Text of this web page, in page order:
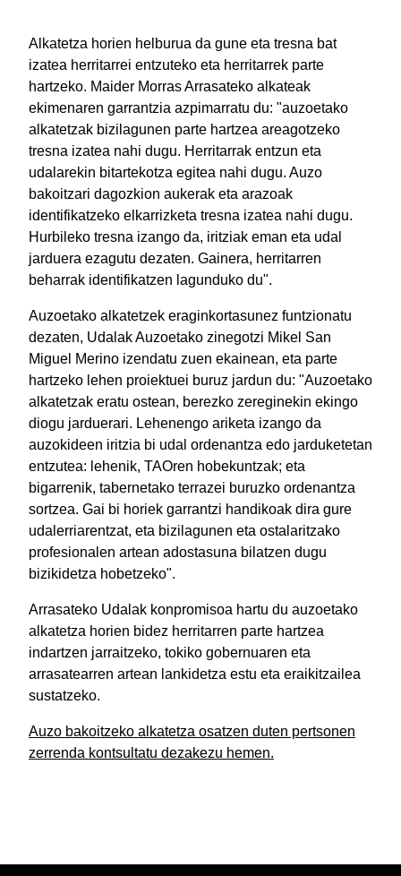
Alkatetza horien helburua da gune eta tresna bat
izatea herritarrei entzuteko eta herritarrek parte
hartzeko. Maider Morras Arrasateko alkateak
ekimenaren garrantzia azpimarratu du: "auzoetako
alkatetzak bizilagunen parte hartzea areagotzeko
tresna izatea nahi dugu. Herritarrak entzun eta
udalarekin bitartekotza egitea nahi dugu. Auzo
bakoitzari dagozkion aukerak eta arazoak
identifikatzeko elkarrizketa tresna izatea nahi dugu.
Hurbileko tresna izango da, iritziak eman eta udal
jarduera ezagutu dezaten. Gainera, herritarren
beharrak identifikatzen lagunduko du".
Auzoetako alkatetzek eraginkortasunez funtzionatu
dezaten, Udalak Auzoetako zinegotzi Mikel San
Miguel Merino izendatu zuen ekainean, eta parte
hartzeko lehen proiektuei buruz jardun du: "Auzoetako
alkatetzak eratu ostean, berezko zereginekin ekingo
diogu jarduerari. Lehenengo ariketa izango da
auzokideen iritzia bi udal ordenantza edo jarduketetan
entzutea: lehenik, TAOren hobekuntzak; eta
bigarrenik, tabernetako terrazei buruzko ordenantza
sortzea. Gai bi horiek garrantzi handikoak dira gure
udalerriarentzat, eta bizilagunen eta ostalaritzako
profesionalen artean adostasuna bilatzen dugu
bizikidetza hobetzeko".
Arrasateko Udalak konpromisoa hartu du auzoetako
alkatetza horien bidez herritarren parte hartzea
indartzen jarraitzeko, tokiko gobernuaren eta
arrasatearren artean lankidetza estu eta eraikitzailea
sustatzeko.
Auzo bakoitzeko alkatetza osatzen duten pertsonen
zerrenda kontsultatu dezakezu hemen.